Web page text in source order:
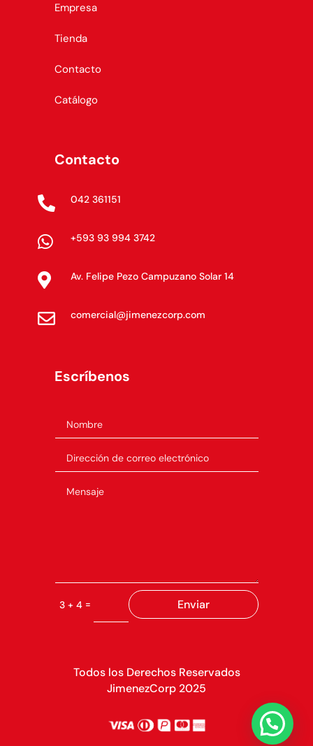
Empresa
Tienda
Contacto
Catálogo
Contacto
 042 361151
 +593 93 994 3742
 Av. Felipe Pezo Campuzano Solar 14
 comercial@jimenezcorp.com
Escríbenos
3 + 4= Enviar
Todos los Derechos Reservados
JimenezCorp 2025